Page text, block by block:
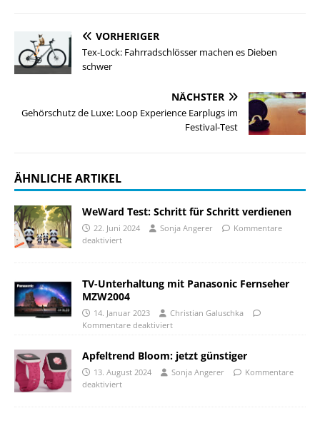
VORHERIGER
Tex-Lock: Fahrradschlösser machen es Dieben
schwer
NÄCHSTER
Gehörschutz de Luxe: Loop Experience Earplugs im
Festival-Test
ÄHNLICHE ARTIKEL
WeWard Test: Schritt für Schritt verdienen
22. Juni 2024 Sonja Angerer
Kommentare
deaktiviert
TV-Unterhaltung mit Panasonic Fernseher
MZW2004
14. Januar 2023
Christian Galuschka
Kommentare deaktiviert
Apfeltrend Bloom: jetzt günstiger
13. August 2024 Sonja Angerer
Kommentare
deaktiviert